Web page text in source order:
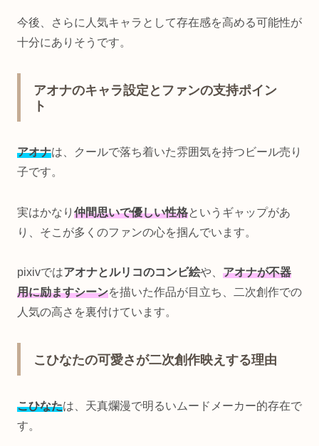
今後、さらに人気キャラとして存在感を高める可能性が
十分にありそうです。
アオナのキャラ設定とファンの支持ポイン
ト
アオナは、クールで落ち着いた雰囲気を持つビール売り
子です。
実はかなり 仲間思いで優しい性格というギャップがあ
り、そこが多くのファンの心を掴んでいます。
pixivではアオナとルリコのコンビ絵や、 アオナが不器
用に励ますシーンを描いた作品が目立ち、二次創作での
人気の高さを裏付けています。
こひなたの可愛さが二次創作映えする理由
こひなたは、天真爛漫で明るいムードメーカー的存在で
す。